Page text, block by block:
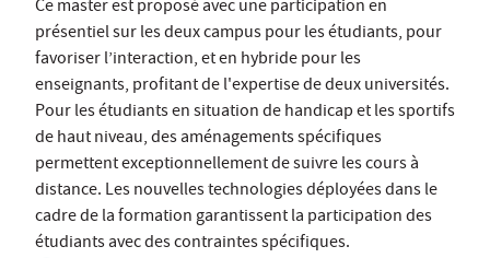
Ce master est proposé avec une participation en
présentiel sur les deux campus pour les étudiants, pour
favoriser l’interaction, et en hybride pour les
enseignants, profitant de l'expertise de deux universités.
Pour les étudiants en situation de handicap et les sportifs
de haut niveau, des aménagements spécifiques
permettent exceptionnellement de suivre les cours à
distance. Les nouvelles technologies déployées dans le
cadre de la formation garantissent la participation des
étudiants avec des contraintes spécifiques.